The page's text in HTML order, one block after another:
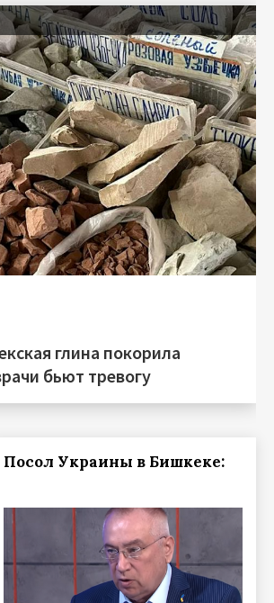
глина покорила
бьют тревогу
Посол Украины в Бишкеке: